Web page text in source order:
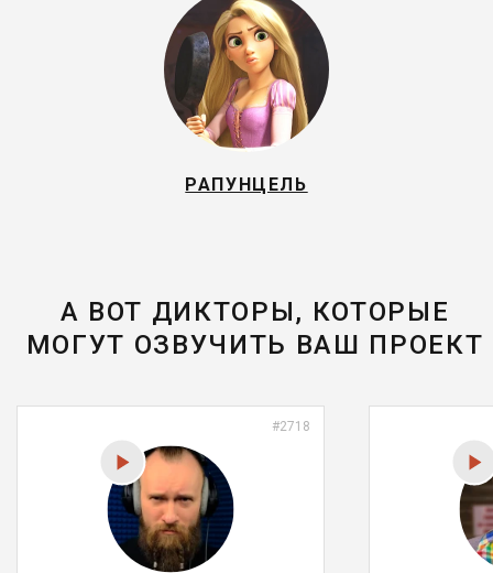
РАПУНЦЕЛЬ
А ВОТ ДИКТОРЫ, КОТОРЫЕ
МОГУТ ОЗВУЧИТЬ ВАШ ПРОЕКТ
#2718